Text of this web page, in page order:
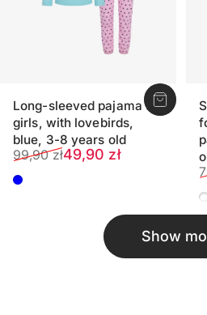
Long-sleeved pajama for
girls, with lovebirds,
blue, 3-8 years old
Sale price49,90 zł
Regular price
99,90 zł
Light blue
Show